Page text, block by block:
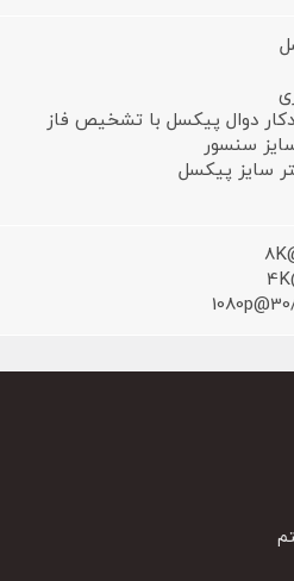
دوال پیکسل با تشخیص فاز